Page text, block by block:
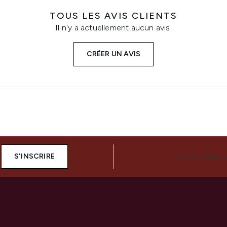
TOUS LES AVIS CLIENTS
Il n'y a actuellement aucun avis.
CRÉER UN AVIS
S'INSCRIRE